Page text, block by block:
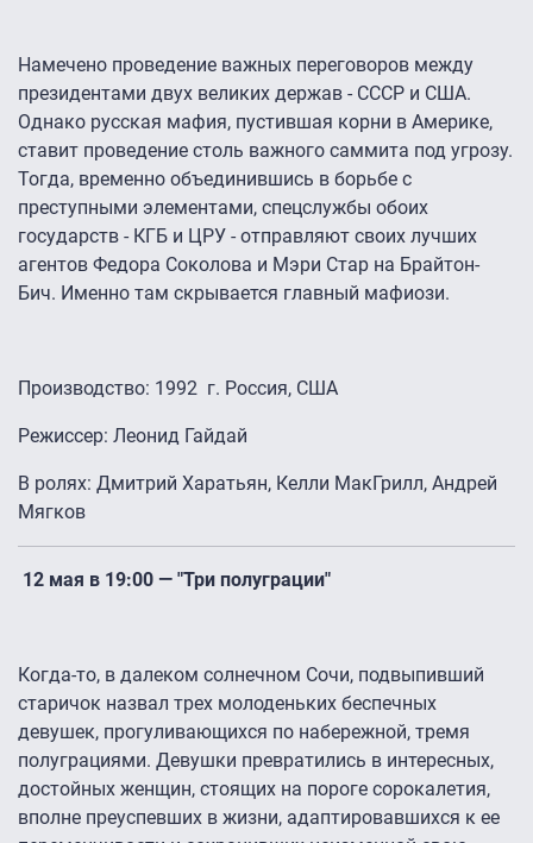
Намечено проведение важных переговоров между
президентами двух великих держав - СССР и США.
Однако русская мафия, пустившая корни в Америке,
ставит проведение столь важного саммита под угрозу.
Тогда, временно объединившись в борьбе с
преступными элементами, спецслужбы обоих
государств - КГБ и ЦРУ - отправляют своих лучших
агентов Федора Соколова и Мэри Стар на Брайтон-
Бич. Именно там скрывается главный мафиози.
Производство: 1992 г. Россия, США
Режиссер: Леонид Гайдай
В ролях: Дмитрий Харатьян, Келли МакГрилл, Андрей
Мягков
12 мая в 19:00 — "Три полуграции"
Когда-то, в далеком солнечном Сочи, подвыпивший
старичок назвал трех молоденьких беспечных
девушек, прогуливающихся по набережной, тремя
полуграциями. Девушки превратились в интересных,
достойных женщин, стоящих на пороге сорокалетия,
вполне преуспевших в жизни, адаптировавшихся к ее